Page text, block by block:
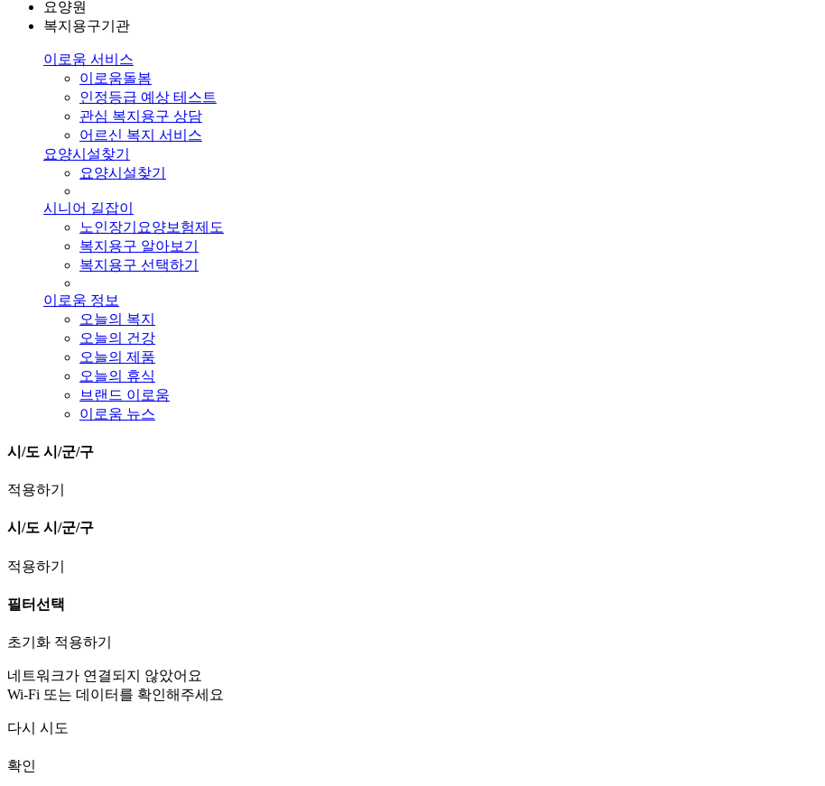
요양원
복지용구기관
이로움 서비스
이로움돌봄
인정등급 예상 테스트
관심 복지용구 상담
어르신 복지 서비스
요양시설찾기
요양시설찾기
시니어 길잡이
노인장기요양보험제도
복지용구 알아보기
복지용구 선택하기
이로움 정보
오늘의 복지
오늘의 건강
오늘의 제품
오늘의 휴식
브랜드 이로움
이로움 뉴스
시/도 시/군/구
적용하기
시/도 시/군/구
적용하기
필터선택
초기화 적용하기
네트워크가 연결되지 않았어요
Wi-Fi 또는 데이터를 확인해주세요
다시 시도
확인